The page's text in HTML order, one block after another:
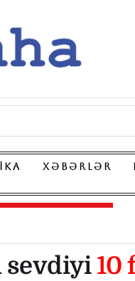
XƏBƏRLƏR
sevdiyi 10